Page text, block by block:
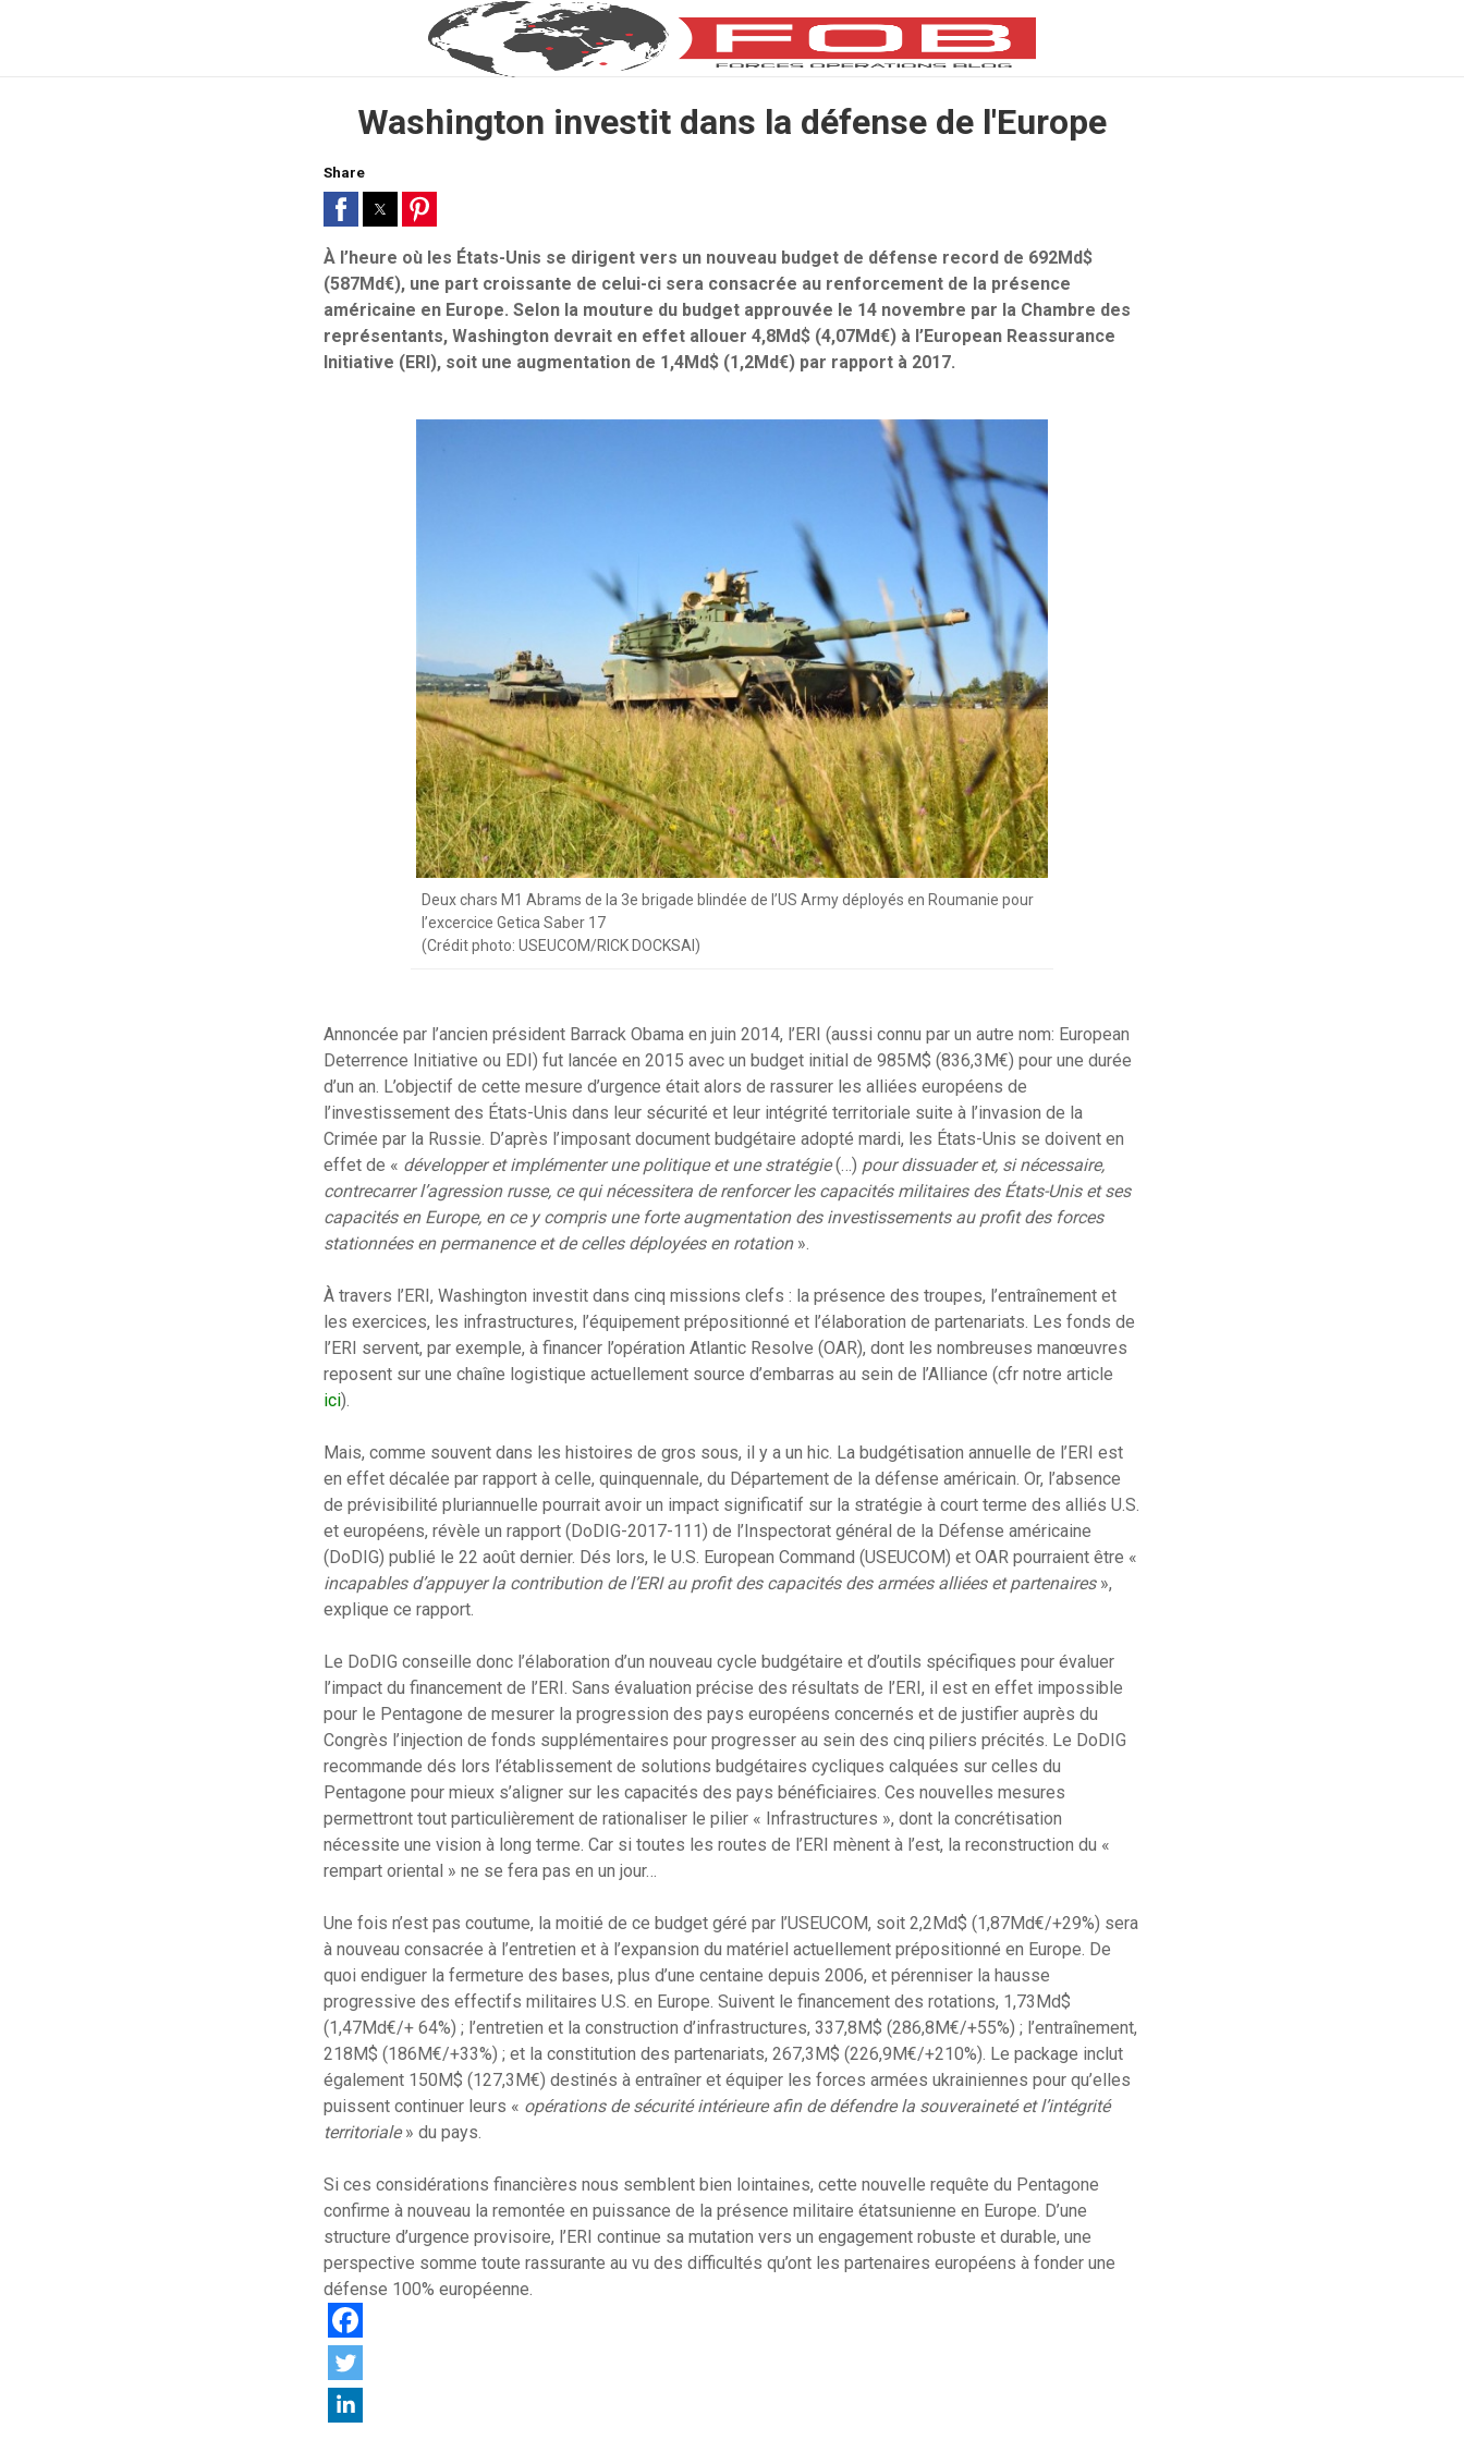
Washington investit dans la défense de l'Europe
Share
À l’heure où les États-Unis se dirigent vers un nouveau budget de défense record de 692Md$
(587Md€), une part croissante de celui-ci sera consacrée au renforcement de la présence
américaine en Europe. Selon la mouture du budget approuvée le 14 novembre par la Chambre des
représentants, Washington devrait en effet allouer 4,8Md$ (4,07Md€) à l’European Reassurance
Initiative (ERI), soit une augmentation de 1,4Md$ (1,2Md€) par rapport à 2017.
Deux chars M1 Abrams de la 3e brigade blindée de l’US Army déployés en Roumanie pour
l’excercice Getica Saber 17
(Crédit photo: USEUCOM/RICK DOCKSAI)
Annoncée par l’ancien président Barrack Obama en juin 2014, l’ERI (aussi connu par un autre nom: European
Deterrence Initiative ou EDI) fut lancée en 2015 avec un budget initial de 985M$ (836,3M€) pour une durée
d’un an. L’objectif de cette mesure d’urgence était alors de rassurer les alliées européens de
l’investissement des États-Unis dans leur sécurité et leur intégrité territoriale suite à l’invasion de la
Crimée par la Russie. D’après l’imposant document budgétaire adopté mardi, les États-Unis se doivent en
effet de « développer et implémenter une politique et une stratégie(…) pour dissuader et, si nécessaire,
contrecarrer l’agression russe, ce qui nécessitera de renforcer les capacités militaires des États-Unis et ses
capacités en Europe, en ce y compris une forte augmentation des investissements au profit des forces
stationnées en permanence et de celles déployées en rotation».
À travers l’ERI, Washington investit dans cinq missions clefs : la présence des troupes, l’entraînement et
les exercices, les infrastructures, l’équipement prépositionné et l’élaboration de partenariats. Les fonds de
l’ERI servent, par exemple, à financer l’opération Atlantic Resolve (OAR), dont les nombreuses manœuvres
reposent sur une chaîne logistique actuellement source d’embarras au sein de l’Alliance (cfr notre article
ici).
Mais, comme souvent dans les histoires de gros sous, il y a un hic. La budgétisation annuelle de l’ERI est
en effet décalée par rapport à celle, quinquennale, du Département de la défense américain. Or, l’absence
de prévisibilité pluriannuelle pourrait avoir un impact significatif sur la stratégie à court terme des alliés U.S.
et européens, révèle un rapport (DoDIG-2017-111) de l’Inspectorat général de la Défense américaine
(DoDIG) publié le 22 août dernier. Dés lors, le U.S. European Command (USEUCOM) et OAR pourraient être «
incapables d’appuyer la contribution de l’ERI au profit des capacités des armées alliées et partenaires»,
explique ce rapport.
Le DoDIG conseille donc l’élaboration d’un nouveau cycle budgétaire et d’outils spécifiques pour évaluer
l’impact du financement de l’ERI. Sans évaluation précise des résultats de l’ERI, il est en effet impossible
pour le Pentagone de mesurer la progression des pays européens concernés et de justifier auprès du
Congrès l’injection de fonds supplémentaires pour progresser au sein des cinq piliers précités. Le DoDIG
recommande dés lors l’établissement de solutions budgétaires cycliques calquées sur celles du
Pentagone pour mieux s’aligner sur les capacités des pays bénéficiaires. Ces nouvelles mesures
permettront tout particulièrement de rationaliser le pilier « Infrastructures », dont la concrétisation
nécessite une vision à long terme. Car si toutes les routes de l’ERI mènent à l’est, la reconstruction du «
rempart oriental » ne se fera pas en un jour…
Une fois n’est pas coutume, la moitié de ce budget géré par l’USEUCOM, soit 2,2Md$ (1,87Md€/+29%) sera
à nouveau consacrée à l’entretien et à l’expansion du matériel actuellement prépositionné en Europe. De
quoi endiguer la fermeture des bases, plus d’une centaine depuis 2006, et pérenniser la hausse
progressive des effectifs militaires U.S. en Europe. Suivent le financement des rotations, 1,73Md$
(1,47Md€/+ 64%) ; l’entretien et la construction d’infrastructures, 337,8M$ (286,8M€/+55%) ; l’entraînement,
218M$ (186M€/+33%) ; et la constitution des partenariats, 267,3M$ (226,9M€/+210%). Le package inclut
également 150M$ (127,3M€) destinés à entraîner et équiper les forces armées ukrainiennes pour qu’elles
puissent continuer leurs « opérations de sécurité intérieure afin de défendre la souveraineté et l’intégrité
territoriale» du pays.
Si ces considérations financières nous semblent bien lointaines, cette nouvelle requête du Pentagone
confirme à nouveau la remontée en puissance de la présence militaire étatsunienne en Europe. D’une
structure d’urgence provisoire, l’ERI continue sa mutation vers un engagement robuste et durable, une
perspective somme toute rassurante au vu des difficultés qu’ont les partenaires européens à fonder une
défense 100% européenne.